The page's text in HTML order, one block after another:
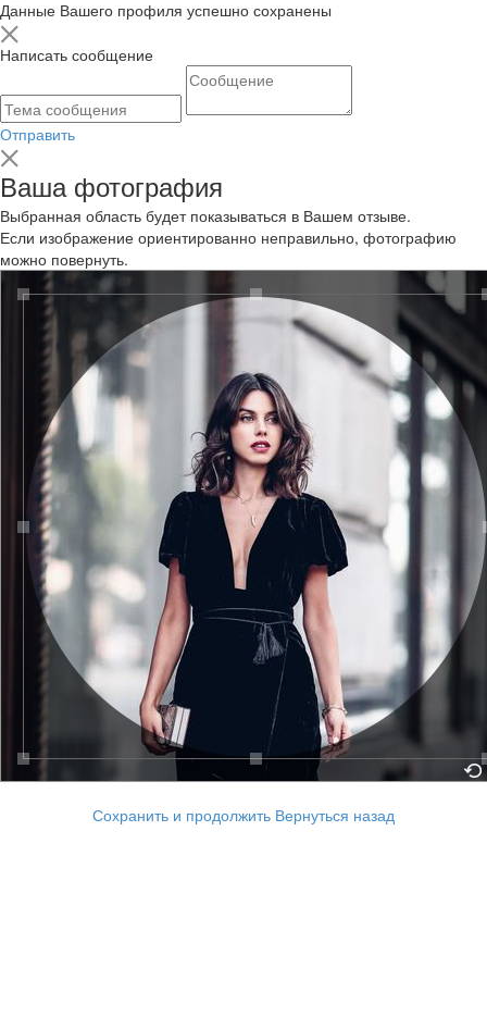
Данные Вашего профиля успешно сохранены
Написать сообщение
Отправить
Ваша фотография
Выбранная область будет показываться в Вашем отзыве.
Если изображение ориентированно неправильно, фотографию
можно повернуть.
Сохранить и продолжить Вернуться назад